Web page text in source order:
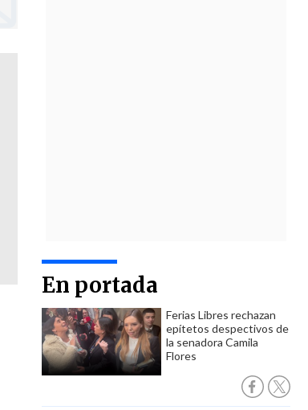
En portada
Ferias Libres rechazan
epítetos despectivos de
la senadora Camila
Flores